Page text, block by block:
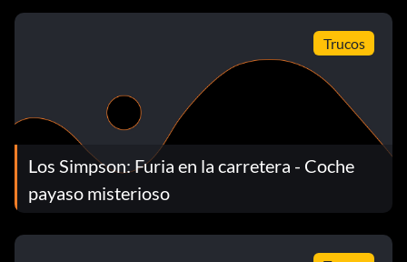
Movimientos especiales de coches
En el menú de opciones, mantenga pulsado L R y pulse A,
Pantalla dividida horizontal
En el menú de opciones, mantenga pulsado L R y pulse Y4.
Trucos
Los Simpson: Furia en la carretera - Coche
payaso misterioso